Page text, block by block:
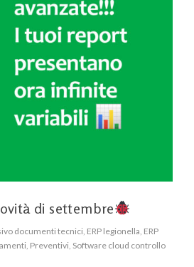
di settembre
documenti tecnici, ERP legionella, ERP
, Preventivi, Software cloud controllo